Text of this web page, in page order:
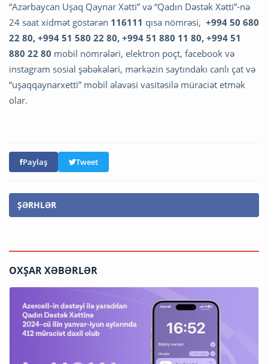
“Azərbaycan Uşaq Qaynar Xətti” və “Qadın Dəstək Xətti”-nə
24 saat xidmət göstərən 116111 qısa nömrəsi, +994 50 680
22 80, +994 51 580 22 80, +994 51 880 11 80, +994 51
880 22 80 mobil nömrələri, elektron poçt, facebook və
instagram sosial şəbəkələri, mərkəzin saytındakı canlı çat və
“uşaqqaynarxetti” mobil əlavəsi vasitəsilə müraciət etmək
olar.
Paylaş Tweet
ŞƏRHLƏR
OXŞAR XƏBƏRLƏR